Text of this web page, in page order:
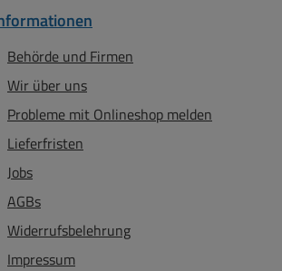
Behörde und Firmen
Wir über uns
Probleme mit Onlineshop melden
Lieferfristen
Jobs
AGBs
Widerrufsbelehrung
Impressum